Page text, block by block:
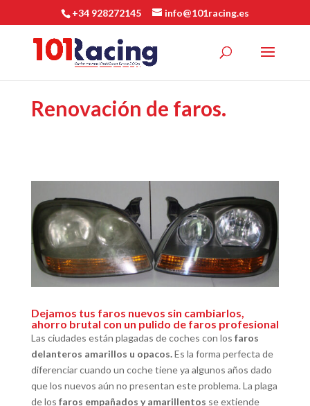
+34 928272145 info@101racing.es
Renovación de faros.
Dejamos tus faros nuevos sin cambiarlos,
ahorro brutal con un pulido de faros profesional
Las ciudades están plagadas de coches con los faros
delanteros amarillos u opacos.Es la forma perfecta de
diferenciar cuando un coche tiene ya algunos años dado
que los nuevos aún no presentan este problema. La plaga
de los faros empañados y amarillentos se extiende